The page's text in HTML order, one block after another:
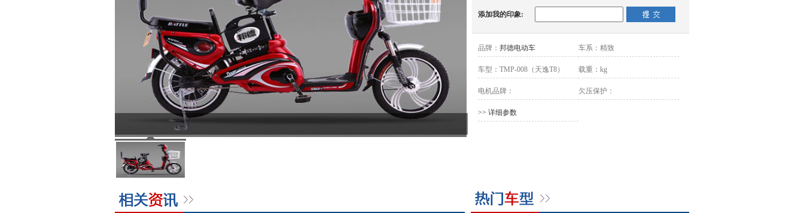
添加我的印象:
品牌： 邦德电动车 车系： 精致
车型： TMP-008（天逸T8） 载重： kg
电机品牌： 欠压保护：
>> 详细参数